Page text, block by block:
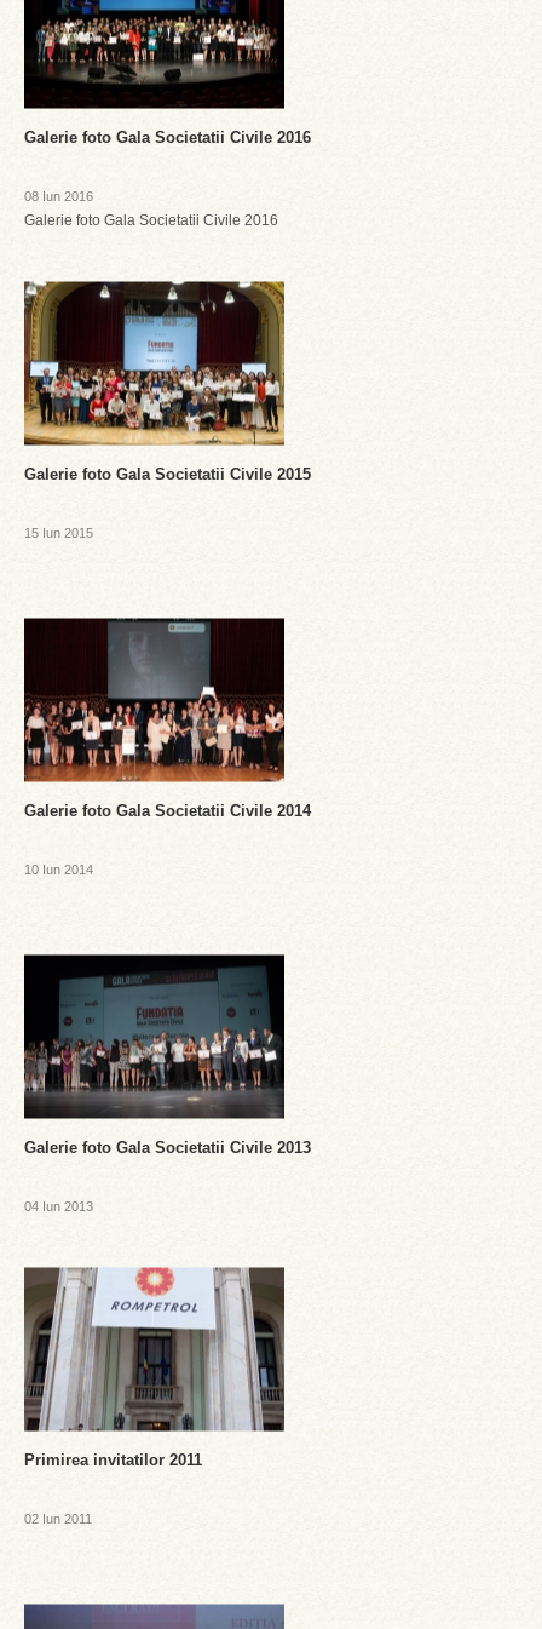
Galerie foto Gala Societatii Civile 2016
08 Iun 2016
Galerie foto Gala Societatii Civile 2016
Galerie foto Gala Societatii Civile 2015
15 Iun 2015
Galerie foto Gala Societatii Civile 2014
10 Iun 2014
Galerie foto Gala Societatii Civile 2013
04 Iun 2013
Primirea invitatilor 2011
02 Iun 2011